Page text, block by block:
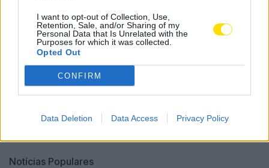
I want to opt-out of Collection, Use,
Retention, Sale, and/or Sharing of my
Personal Data that Is Unrelated with the
Purposes for which it was collected.
Opted Out
CONFIRM
Data Deletion Data Access Privacy Policy
para além de outras atividades que a Academia Sénior
Nine venha a ter interesse em participar ou organizar.
Tags: academia famalicão Nine
sénior
Notícias Populares